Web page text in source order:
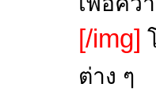
[/img]
ต่าง ๆ